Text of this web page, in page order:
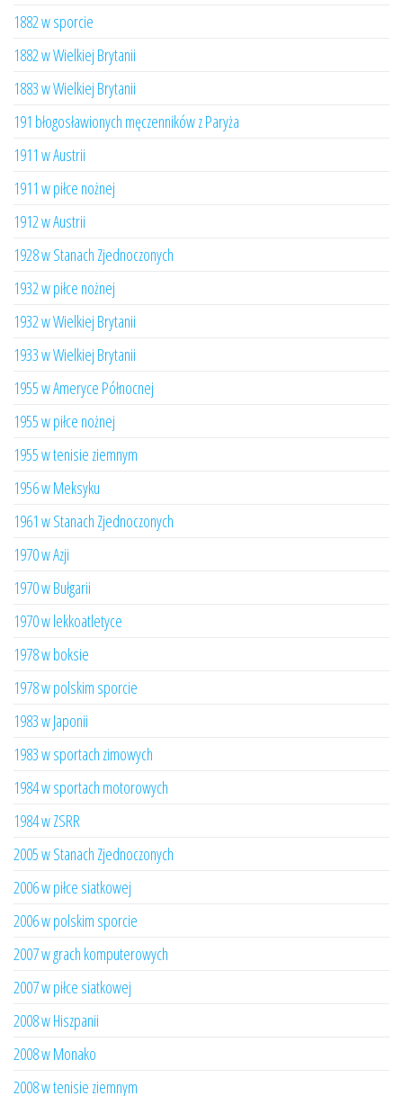
1882 w sporcie
1882 w Wielkiej Brytanii
1883 w Wielkiej Brytanii
191 błogosławionych męczenników z Paryża
1911 w Austrii
1911 w piłce nożnej
1912 w Austrii
1928 w Stanach Zjednoczonych
1932 w piłce nożnej
1932 w Wielkiej Brytanii
1933 w Wielkiej Brytanii
1955 w Ameryce Północnej
1955 w piłce nożnej
1955 w tenisie ziemnym
1956 w Meksyku
1961 w Stanach Zjednoczonych
1970 w Azji
1970 w Bułgarii
1970 w lekkoatletyce
1978 w boksie
1978 w polskim sporcie
1983 w Japonii
1983 w sportach zimowych
1984 w sportach motorowych
1984 w ZSRR
2005 w Stanach Zjednoczonych
2006 w piłce siatkowej
2006 w polskim sporcie
2007 w grach komputerowych
2007 w piłce siatkowej
2008 w Hiszpanii
2008 w Monako
2008 w tenisie ziemnym